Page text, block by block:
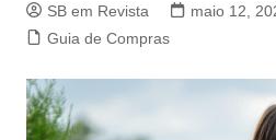
SB em Revista
maio 12,
Guia de Compras